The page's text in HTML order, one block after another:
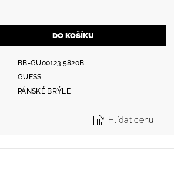
BB-GU00123 5820B
GUESS
PÁNSKÉ BRÝLE
Hlídat cenu